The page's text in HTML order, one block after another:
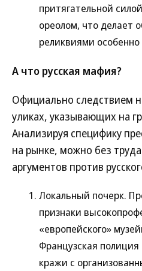
притягательной
ореолом, что делает
реликвиями
А что русская мафия?
Официально следствием
уликах, указывающих на
Анализируя специфику
на рынке, можно без
аргументов против
Локальный почерк.
признаки
«европейского»
Французская
кражи с